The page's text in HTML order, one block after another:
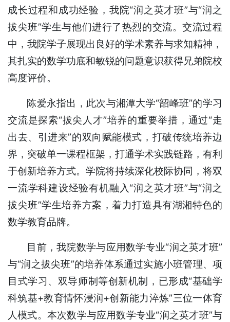
成长过程和成功经验，我院“润之英才班”与“润之
拔尖班”学生与他们进行了热烈的交流。交流过程
中，我院学子展现出良好的学术素养与求知精神，
其扎实的数学功底和敏锐的问题意识获得兄弟院校
高度评价。
陈爱永指出，此次与湘潭大学“韶峰班”的学习
交流是探索“拔尖人才”培养的重要举措，通过“走
出去、引进来”的双向赋能模式，打破传统培养边
界，突破单一课程框架，打通学术实践链路，有利
于创新培养方式。学院将持续深化校际协同，将双
一流学科建设经验有机融入“润之英才班”与“润之
拔尖班”学生培养方案，着力打造具有湖湘特色的
数学教育品牌。
目前，我院数学与应用数学专业“润之英才班”
与“润之拔尖班”的培养体系通过实施小班管理、项
目式学习、双导师制等创新机制，已形成“基础学
科筑基+教育情怀浸润+创新能力淬炼”三位一体育
人模式。本次数学与应用数学专业“润之英才班”与